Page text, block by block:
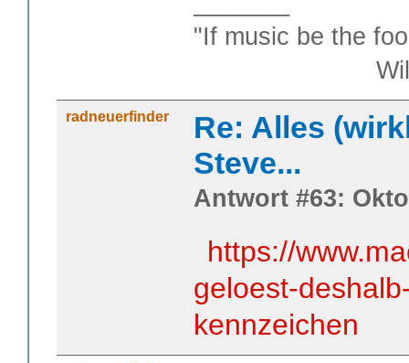
"If music be the
William
radneuerfinder
Re: Alles
Steve...
Antwort #63:
https://
geloest-
kennzeichen